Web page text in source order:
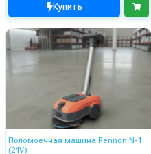
Купить
Поломоечная машина Pennon N-1
(24V)